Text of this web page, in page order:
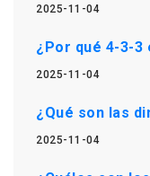
2025-11-04
¿Por qué 4-3-3
2025-11-04
¿Qué son las
2025-11-04